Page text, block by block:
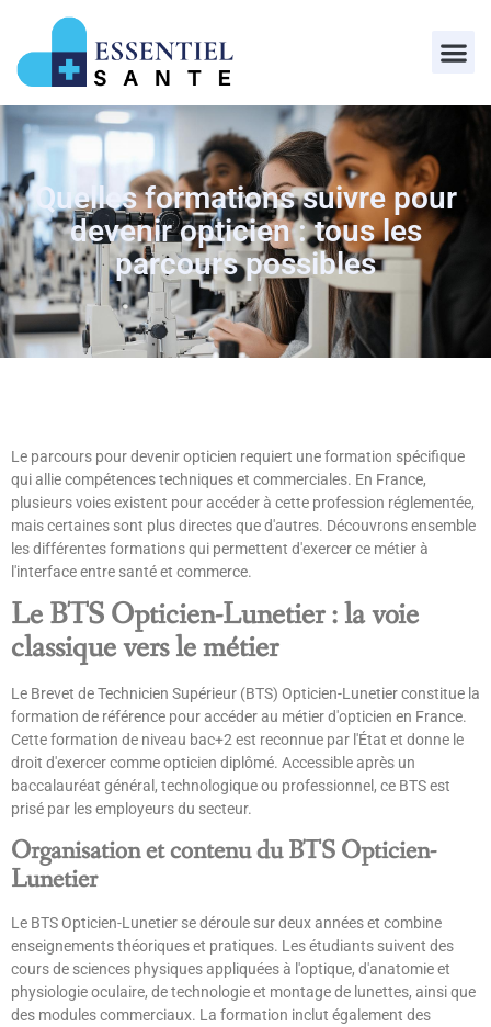
Quelles formations suivre pour
devenir opticien : tous les
parcours possibles
Le parcours pour devenir opticien requiert une formation spécifique
qui allie compétences techniques et commerciales. En France,
plusieurs voies existent pour accéder à cette profession réglementée,
mais certaines sont plus directes que d'autres. Découvrons ensemble
les différentes formations qui permettent d'exercer ce métier à
l'interface entre santé et commerce.
Le BTS Opticien-Lunetier : la voie
classique vers le métier
Le Brevet de Technicien Supérieur (BTS) Opticien-Lunetier constitue la
formation de référence pour accéder au métier d'opticien en France.
Cette formation de niveau bac+2 est reconnue par l'État et donne le
droit d'exercer comme opticien diplômé. Accessible après un
baccalauréat général, technologique ou professionnel, ce BTS est
prisé par les employeurs du secteur.
Organisation et contenu du BTS Opticien-
Lunetier
Le BTS Opticien-Lunetier se déroule sur deux années et combine
enseignements théoriques et pratiques. Les étudiants suivent des
cours de sciences physiques appliquées à l'optique, d'anatomie et
physiologie oculaire, de technologie et montage de lunettes, ainsi que
des modules commerciaux. La formation inclut également des